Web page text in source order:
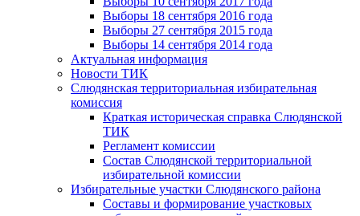
Выборы 18 сентября 2016 года
Выборы 27 сентября 2015 года
Выборы 14 сентября 2014 года
Актуальная информация
Новости ТИК
Слюдянская территориальная избирательная
комиссия
Краткая историческая справка Слюдянской
ТИК
Регламент комиссии
Состав Слюдянской территориальной
избирательной комиссии
Избирательные участки Слюдянского района
Составы и формирование участковых